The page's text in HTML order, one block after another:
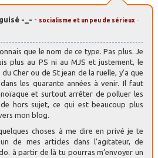
-_- - socialisme et un peu de sérieux -
que le nom de ce type. Pas plus. Je
plus au PS ni au MJS et justement, le
Cher ou de St jean de la ruelle, y’a que
les quarante années à venir. Il faut
et surtout arrêter de polluer les
hors sujet, ce qui est beaucoup plus
mon blog.
choses à me dire en privé je te
de mes articles dans l’agitateur, de
à partir de là tu pourras m’envoyer un